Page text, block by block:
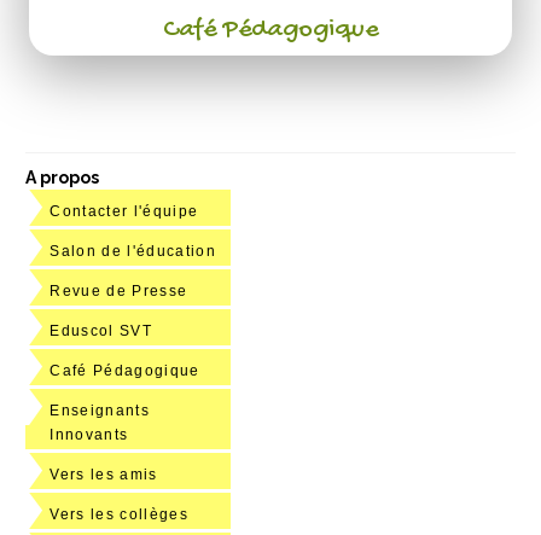
Café Pédagogique
A propos
Contacter l'équipe
Salon de l'éducation
Revue de Presse
Eduscol SVT
Café Pédagogique
Enseignants
Innovants
Vers les amis
Vers les collèges